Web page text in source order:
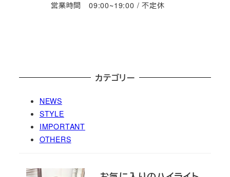
営業時間 09:00~19:00 / 不定休
カテゴリー
NEWS
STYLE
IMPORTANT
OTHERS